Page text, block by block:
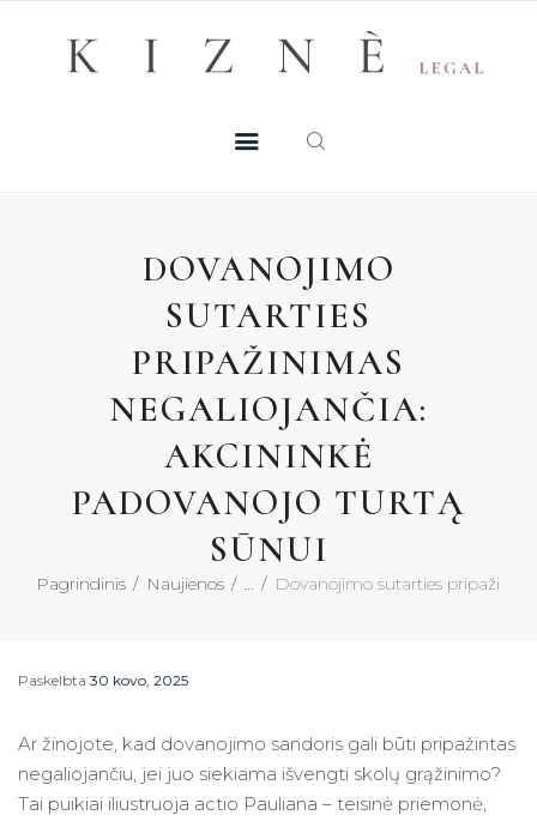
DOVANOJIMO
SUTARTIES
PRIPAŽINIMAS
NEGALIOJANČIA:
AKCININKĖ
PADOVANOJO TURTĄ
SŪNUI
Pagrindinis Naujienos Dovanojimo sutarties
MŪSŲ TALENTAI
DUK
KONTAKTAI
KONSULTACIJA
Paskelbta 30 kovo, 2025
Ar žinojote, kad dovanojimo sandoris gali būti pripažintas
negaliojančiu, jei juo siekiama išvengti skolų grąžinimo?
Tai puikiai iliustruoja actio Pauliana – teisinė priemonė,
Registruotis konsultacijai